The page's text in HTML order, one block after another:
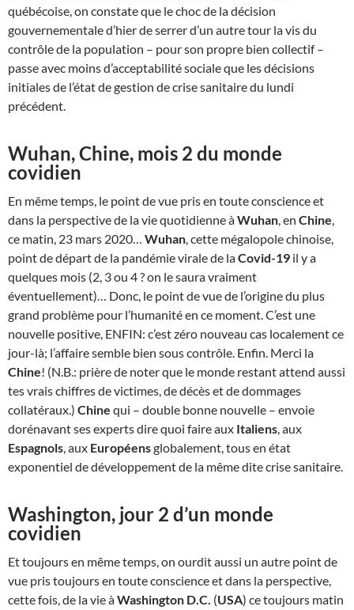
québécoise, on constate que le choc de la décision
gouvernementale d’hier de serrer d’un autre tour la vis du
contrôle de la population – pour son propre bien collectif –
passe avec moins d’acceptabilité sociale que les décisions
initiales de l’état de gestion de crise sanitaire du lundi
précédent.
Wuhan, Chine, mois 2 du monde
covidien
En même temps, le point de vue pris en toute conscience et
dans la perspective de la vie quotidienne àWuhan, en Chine,
ce matin, 23 mars 2020… Wuhan, cette mégalopole chinoise,
point de départ de la pandémie virale de laCovid-19 il y a
quelques mois (2, 3 ou 4 ? on le saura vraiment
éventuellement)… Donc, le point de vue de l’origine du plus
grand problème pour l’humanité en ce moment. C’est une
nouvelle positive, ENFIN: c’est zéro nouveau cas localement ce
jour-là; l’affaire semble bien sous contrôle. Enfin. Merci la
Chine! (N.B.: prière de noter que le monde restant attend aussi
tes vrais chiffres de victimes, de décès et de dommages
collatéraux.) Chine qui – double bonne nouvelle – envoie
dorénavant ses experts dire quoi faire aux Italiens, aux
Espagnols, aux Européensglobalement, tous en état
exponentiel de développement de la même dite crise sanitaire.
Washington, jour 2 d’un monde
covidien
Et toujours en même temps, on ourdit aussi un autre point de
vue pris toujours en toute conscience et dans la perspective,
cette fois, de la vie àWashington D.C. (USA) ce toujours matin